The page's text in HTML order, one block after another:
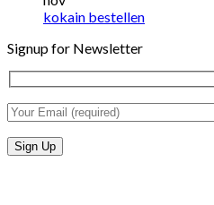
kokain bestellen
Signup for Newsletter